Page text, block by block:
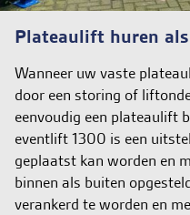
Plateaulift huren
Wanneer uw vaste
door een storing of
eenvoudig een plateaulift
eventlift 1300 is een
geplaatst kan worden en
binnen als buiten
verankerd te worden en